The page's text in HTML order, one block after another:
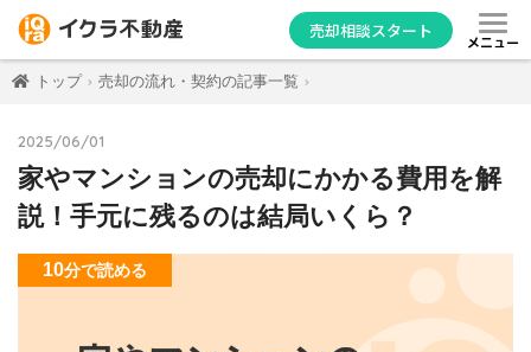
売却相談スタート
メニュー
トップ 売却の流れ・契約の記事一覧
2025/06/01
家やマンションの売却にかかる費用を解
説！手元に残るのは結局いくら？
10分で読める